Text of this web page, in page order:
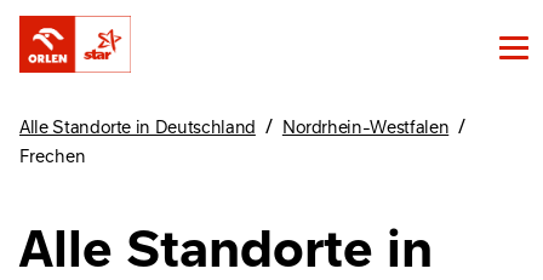
Alle Standorte in Deutschland / Nordrhein-Westfalen /
Frechen
Alle Standorte in